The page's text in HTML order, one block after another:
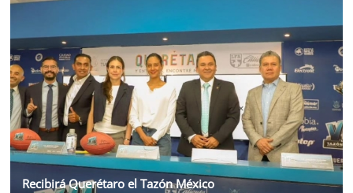
Recibirá Querétaro el Tazón México